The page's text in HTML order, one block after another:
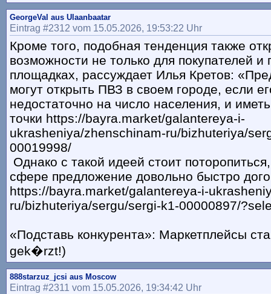
GeorgeVal aus Ulaanbaatar
Eintrag #2312 vom 15.05.2026, 19:53:22 Uhr
Кроме того, подобная тенденция также
возможности не только для покупателей и
площадках, рассуждает Илья Кретов:
могут открыть ПВЗ в своем городе, если
недостаточно на число населения, и
точки https://bayra.market/galantereya-i-
ukrasheniya/zhenschinam-ru/bizhuteriya/
00019998/
Однако с такой идеей стоит
сфере предложение довольно быстро
https://bayra.market/galantereya-i-
ru/bizhuteriya/sergu/sergi-k1-00000897/
«Подставь конкурента»: Маркетплейсы
gek�rzt!)
888starzuz_jcsi aus Moscow
Eintrag #2311 vom 15.05.2026, 19:34:42 Uhr